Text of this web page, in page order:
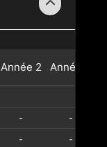
Année 2 Année
-
-
-
-